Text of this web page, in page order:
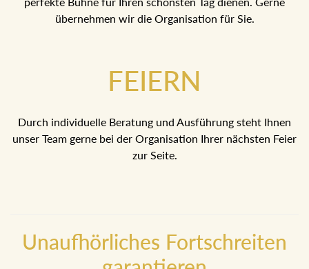
übernehmen wir die Organisation für Sie.
FEIERN
Durch individuelle Beratung und Ausführung steht Ihnen
unser Team gerne bei der Organisation Ihrer nächsten Feier
zur Seite.
Unaufhörliches Fortschreiten